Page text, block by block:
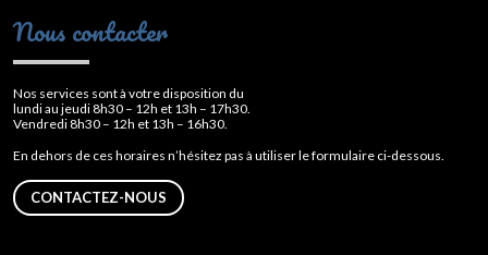
Nous contacter
Nos services sont à votre disposition du
lundi au jeudi 8h30 – 12h et 13h – 17h30.
Vendredi 8h30 – 12h et 13h – 16h30.
En dehors de ces horaires n’hésitez pas à utiliser le formulaire ci-dessous.
CONTACTEZ-NOUS